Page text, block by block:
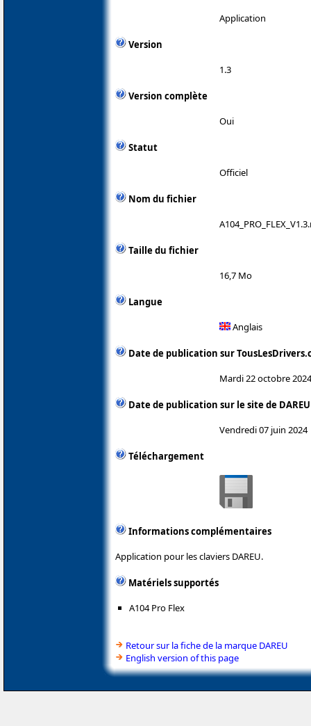
Application
Version
1.3
Version complète
Oui
Statut
Officiel
Nom du fichier
Taille du fichier
16,7 Mo
Langue
Anglais
Date de publication sur
Mardi 22 octobre 2024
Date de publication sur le site de DAREU
Vendredi 07 juin 2024
Téléchargement
Informations complémentaires
Application pour les claviers DAREU.
Matériels supportés
A104 Pro Flex
Retour sur la fiche de la marque DAREU
English version of this page